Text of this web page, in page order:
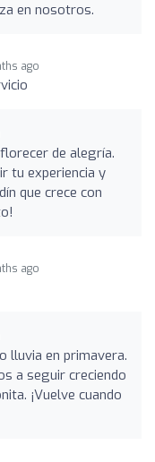
en nosotros.
ago
de alegría.
tu experiencia y
que crece con
ago
lluvia en primavera.
a seguir creciendo
¡Vuelve cuando